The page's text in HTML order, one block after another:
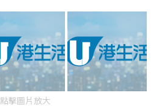
點擊圖片放大